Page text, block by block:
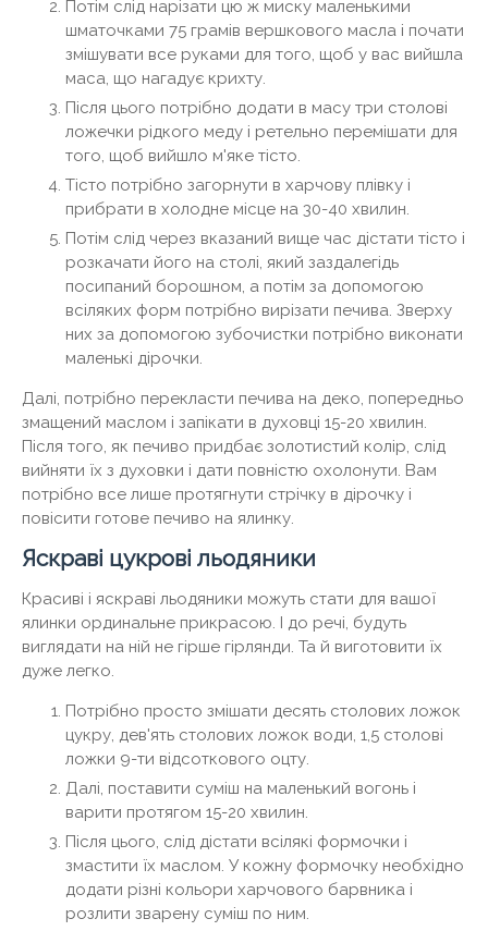
Потім слід нарізати цю ж миску маленькими
шматочками 75 грамів вершкового масла і почати
змішувати все руками для того, щоб у вас вийшла
маса, що нагадує крихту.
Після цього потрібно додати в масу три столові
ложечки рідкого меду і ретельно перемішати для
того, щоб вийшло м'яке тісто.
Тісто потрібно загорнути в харчову плівку і
прибрати в холодне місце на 30-40 хвилин.
Потім слід через вказаний вище час дістати тісто і
розкачати його на столі, який заздалегідь
посипаний борошном, а потім за допомогою
всіляких форм потрібно вирізати печива. Зверху
них за допомогою зубочистки потрібно виконати
маленькі дірочки.
Далі, потрібно перекласти печива на деко, попередньо
змащений маслом і запікати в духовці 15-20 хвилин.
Після того, як печиво придбає золотистий колір, слід
вийняти їх з духовки і дати повністю охолонути. Вам
потрібно все лише протягнути стрічку в дірочку і
повісити готове печиво на ялинку.
Яскраві цукрові льодяники
Красиві і яскраві льодяники можуть стати для вашої
ялинки ординальне прикрасою. І до речі, будуть
виглядати на ній не гірше гірлянди. Та й виготовити їх
дуже легко.
Потрібно просто змішати десять столових ложок
цукру, дев'ять столових ложок води, 1,5 столові
ложки 9-ти відсоткового оцту.
Далі, поставити суміш на маленький вогонь і
варити протягом 15-20 хвилин.
Після цього, слід дістати всілякі формочки і
змастити їх маслом. У кожну формочку необхідно
додати різні кольори харчового барвника і
розлити зварену суміш по ним.